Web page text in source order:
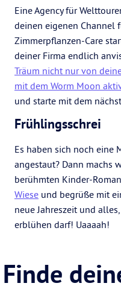
Eine Agency für
deinen eigenen Channel
Zimmerpflanzen-Care
deiner Firma endlich
Träum nicht nur von
mit dem Worm Moon
und starte mit dem
Frühlingsschrei
Es haben sich noch eine
angestaut? Dann machs
berühmten Kinder-
Wiese und begrüße mit
neue Jahreszeit und
erblühen darf! Uaaaah!
Finde